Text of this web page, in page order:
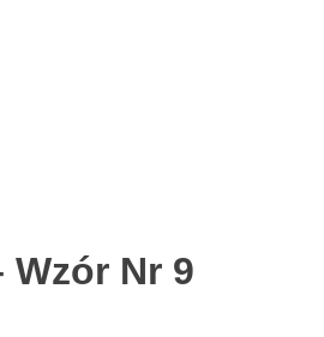
Wzór Nr 9